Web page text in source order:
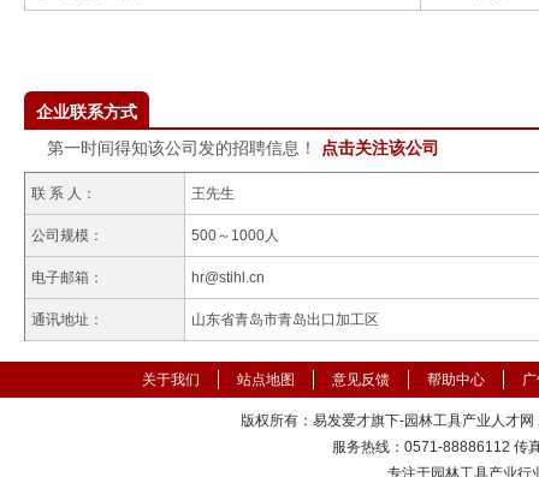
企业联系方式
第一时间得知该公司发的招聘信息！
点击关注该公司
联 系 人： 王先生
公司规模： 500～1000人
电子邮箱： hr@stihl.cn
通讯地址： 山东省青岛市青岛出口加工区
关于我们 站点地图 意见反馈 帮助中心
版权所有：易发爱才旗下-园林工具产业人才
服务热线：0571-88886112 传
专注于园林工具产业行